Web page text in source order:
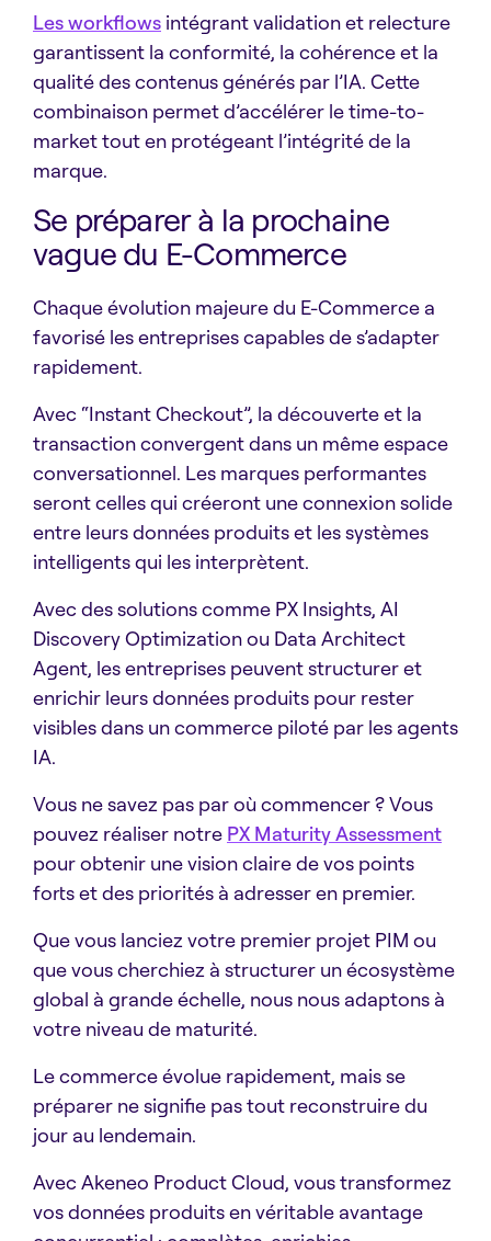
Les workflows intégrant validation et relecture
garantissent la conformité, la cohérence et la
qualité des contenus générés par l’IA. Cette
combinaison permet d’accélérer le time-to-
market tout en protégeant l’intégrité de la
marque.
Se préparer à la prochaine
vague du E-Commerce
Chaque évolution majeure du E-Commerce a
favorisé les entreprises capables de s’adapter
rapidement.
Avec “Instant Checkout”, la découverte et la
transaction convergent dans un même espace
conversationnel. Les marques performantes
seront celles qui créeront une connexion solide
entre leurs données produits et les systèmes
intelligents qui les interprètent.
Avec des solutions comme PX Insights, AI
Discovery Optimization ou Data Architect
Agent, les entreprises peuvent structurer et
enrichir leurs données produits pour rester
visibles dans un commerce piloté par les agents
IA.
Vous ne savez pas par où commencer ? Vous
pouvez réaliser notre PX Maturity Assessment
pour obtenir une vision claire de vos points
forts et des priorités à adresser en premier.
Que vous lanciez votre premier projet PIM ou
que vous cherchiez à structurer un écosystème
global à grande échelle, nous nous adaptons à
votre niveau de maturité.
Le commerce évolue rapidement, mais se
préparer ne signifie pas tout reconstruire du
jour au lendemain.
Avec Akeneo Product Cloud, vous transformez
vos données produits en véritable avantage